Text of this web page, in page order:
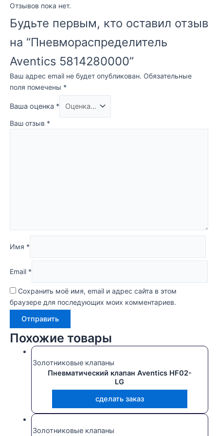
Отзывов пока нет.
Будьте первым, кто оставил отзыв
на “Пневмораспределитель
Aventics 5814280000”
Ваш адрес email не будет опубликован. Обязательные
поля помечены *
Ваша оценка *
Ваш отзыв *
Имя *
Email *
Сохранить моё имя, email и адрес сайта в этом
браузере для последующих моих комментариев.
Похожие товары
Золотниковые клапаны
Пневматический клапан Aventics HF02-
LG
сделать заказ
Золотниковые клапаны